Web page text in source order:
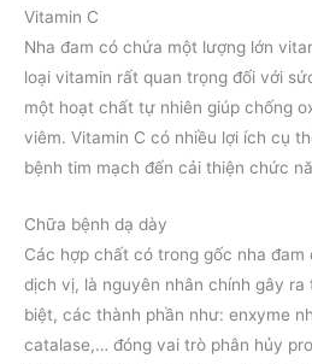
Vitamin C
Nha đam có chứa một lượng lớn
loại vitamin rất quan trọng đối với
một hoạt chất tự nhiên giúp chống
viêm. Vitamin C có nhiều lợi ích cụ
bệnh tim mạch đến cải thiện chức
Chữa bệnh dạ dày
Các hợp chất có trong gốc nha đam
dịch vị, là nguyên nhân chính gây
biệt, các thành phần như: enxyme
catalase,… đóng vai trò phân hủy